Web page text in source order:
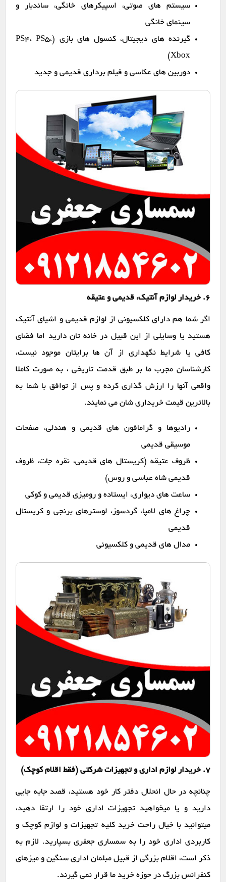
سیستم های صوتی، اسپیکرهای خانگی، ساندبار و
سینمای خانگی
گیرنده های دیجیتال، کنسول های بازی (PS4، PS5،
Xbox)
دوربین های عکاسی و فیلم برداری قدیمی و جدید
6. خریدار لوازم آنتیک، قدیمی و عتیقه
اگر شما هم دارای کلکسیونی از لوازم قدیمی و اشیای آنتیک
هستید یا وسایلی از این قبیل در خانه تان دارید اما فضای
کافی یا شرایط نگهداری از آن ها برایتان موجود نیست،
کارشناسان مجرب ما بر طبق قدمت تاریخی ، به صورت کاملا
واقعی آنها را ارزش گذاری کرده و پس از توافق با شما به
بالاترین قیمت خریداری شان می نمایند.
رادیوها و گرامافون های قدیمی و هندلی، صفحات
موسیقی قدیمی
ظروف عتیقه (کریستال های قدیمی، نقره جات، ظروف
قدیمی شاه عباسی و روس)
ساعت های دیواری، ایستاده و رومیزی قدیمی و کوکی
چراغ های لامپا، گردسوز، لوسترهای برنجی و کریستال
قدیمی
مدال های قدیمی و کلکسیونی
7. خریدار لوازم اداری و تجهیزات شرکتی (فقط اقلام کوچک)
چنانچه در حال انحلال دفتر کار خود هستید، قصد جابه جایی
دارید و یا میخواهید تجهیزات اداری خود را ارتقا دهید،
میتوانید با خیال راحت خرید کلیه تجهیزات و لوازم کوچک و
کاربردی اداری خود را به سمساری جعفری بسپارید. لازم به
ذکر است، اقلام بزرگی از قبیل مبلمان اداری سنگین و میزهای
کنفرانس بزرگ در حوزه خرید ما قرار نمی گیرند.